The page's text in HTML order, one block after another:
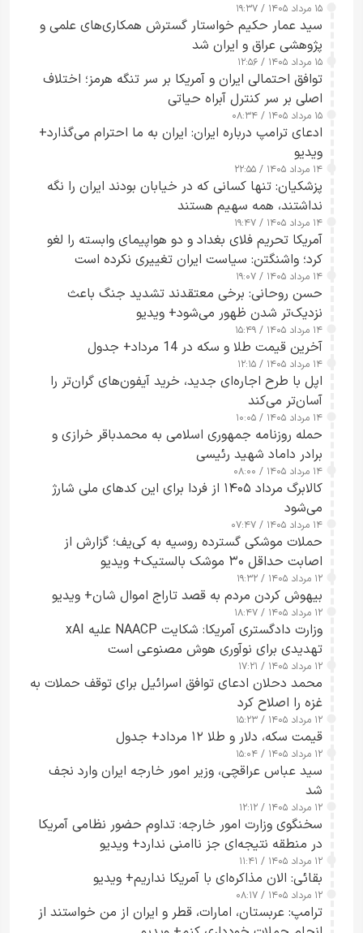
۱۵ مرداد ۱۴۰۵ / ۱۹:۳۷
سید عمار حکیم خواستار گسترش همکاری‌های علمی و
پژوهشی عراق و ایران شد
۱۵ مرداد ۱۴۰۵ / ۱۲:۵۶
توافق احتمالی ایران و آمریکا بر سر تنگه هرمز؛ اختلاف
اصلی بر سر کنترل آبراه حیاتی
۱۵ مرداد ۱۴۰۵ / ۰۸:۳۴
ادعای ترامپ درباره ایران: ایران به ما احترام می‌گذارد+
ویدیو
۱۴ مرداد ۱۴۰۵ / ۲۲:۵۵
پزشکیان: تنها کسانی که در خیابان بودند ایران را نگه
نداشتند، همه سهیم هستند
۱۴ مرداد ۱۴۰۵ / ۱۹:۴۷
آمریکا تحریم فلای بغداد و دو هواپیمای وابسته را لغو
کرد؛ واشنگتن: سیاست ایران تغییری نکرده است
۱۴ مرداد ۱۴۰۵ / ۱۹:۰۷
حسن روحانی: برخی معتقدند تشدید جنگ باعث
نزدیک‌تر شدن ظهور می‌شود+ ویدیو
۱۴ مرداد ۱۴۰۵ / ۱۵:۴۹
آخرین قیمت طلا و سکه در 14 مرداد+ جدول
۱۴ مرداد ۱۴۰۵ / ۱۲:۱۵
اپل با طرح اجاره‌ای جدید، خرید آیفون‌های گران‌تر را
آسان‌تر می‌کند
۱۴ مرداد ۱۴۰۵ / ۱۰:۰۵
حمله روزنامه جمهوری اسلامی به محمدباقر خرازی و
برادر داماد شهید رئیسی
۱۴ مرداد ۱۴۰۵ / ۰۸:۰۰
کالابرگ مرداد ۱۴۰۵ از فردا برای این کدهای ملی شارژ
می‌شود
۱۴ مرداد ۱۴۰۵ / ۰۷:۴۷
حملات موشکی گسترده روسیه به کی‌یف؛ گزارش از
اصابت حداقل ۳۰ موشک بالستیک+ ویدیو
۱۲ مرداد ۱۴۰۵ / ۱۹:۳۲
بیهوش کردن مردم به قصد تاراج اموال شان+ ویدیو
۱۲ مرداد ۱۴۰۵ / ۱۸:۴۷
وزارت دادگستری آمریکا: شکایت NAACP علیه xAI
تهدیدی برای نوآوری هوش مصنوعی است
۱۲ مرداد ۱۴۰۵ / ۱۷:۲۱
محمد دحلان ادعای توافق اسرائیل برای توقف حملات به
غزه را اصلاح کرد
۱۲ مرداد ۱۴۰۵ / ۱۵:۲۳
قیمت سکه، دلار و طلا ۱۲ مرداد+ جدول
۱۲ مرداد ۱۴۰۵ / ۱۵:۰۴
سید عباس عراقچی، وزیر امور خارجه ایران وارد نجف
شد
۱۲ مرداد ۱۴۰۵ / ۱۲:۱۲
سخنگوی وزارت امور خارجه: تداوم حضور نظامی آمریکا
در منطقه نتیجه‌ای جز ناامنی ندارد+ ویدیو
۱۲ مرداد ۱۴۰۵ / ۱۱:۴۱
بقائی: الان مذاکره‌ای با آمریکا نداریم+ ویدیو
۱۲ مرداد ۱۴۰۵ / ۰۸:۱۷
ترامپ: عربستان، امارات، قطر و ایران از من خواستند از